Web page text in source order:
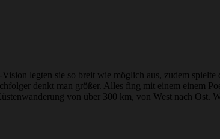
legten sie so breit wie möglich aus, zudem
denkt man größer. Alles fing mit einem einem
von über 300 km, von West nach Ost.